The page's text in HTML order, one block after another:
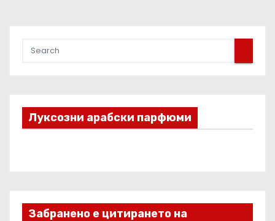
Луксозни арабски парфюми
Забранено е цитирането на